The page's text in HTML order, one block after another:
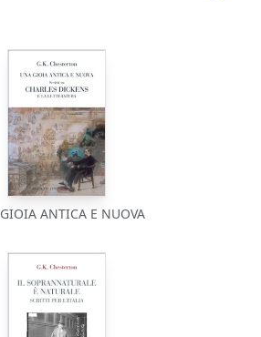
ANTICA E NUOVA